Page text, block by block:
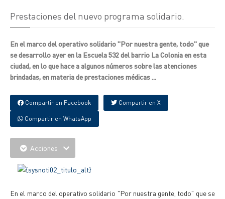
Prestaciones del nuevo programa solidario.
En el marco del operativo solidario "Por nuestra gente, todo" que
se desarrollo ayer en la Escuela 532 del barrio La Colonia en esta
ciudad, en lo que hace a algunos números sobre las atenciones
brindadas, en materia de prestaciones médicas ...
Compartir en Facebook Compartir en X
Compartir en WhatsApp
Acciones
En el marco del operativo solidario "Por nuestra gente, todo" que se